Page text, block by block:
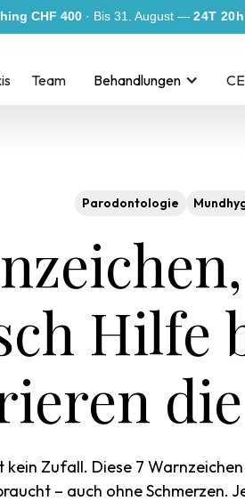
CHF 400 · Bis 31. August —24T
Team Behandlungen
Parodontologie
Hilfe
kein Zufall. Diese 7
– auch ohne Schmerzen.